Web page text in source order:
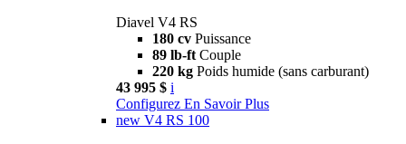
Diavel V4 RS
180 cv Puissance
89 lb-ft Couple
220 kg Poids humide (sans carburant)
43 995 $ i
Configurez En Savoir Plus
new V4 RS 100